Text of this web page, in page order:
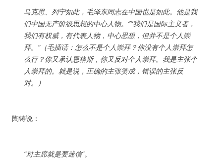
马克思、列宁如此，毛泽东同志在中国也是如此。他是我
们中国无产阶级思想的中心人物。”“我们是国际主义者，
我们有权威，有代表人物，中心思想，但并不是个人崇
拜。”（毛插话：怎么不是个人崇拜？你没有个人崇拜怎
么行？你又承认恩格斯，你又反对个人崇拜。我是主张个
人崇拜的。就是说，正确的主张赞成，错误的主张反
对。）
陶铸说：
“对主席就是要迷信”。